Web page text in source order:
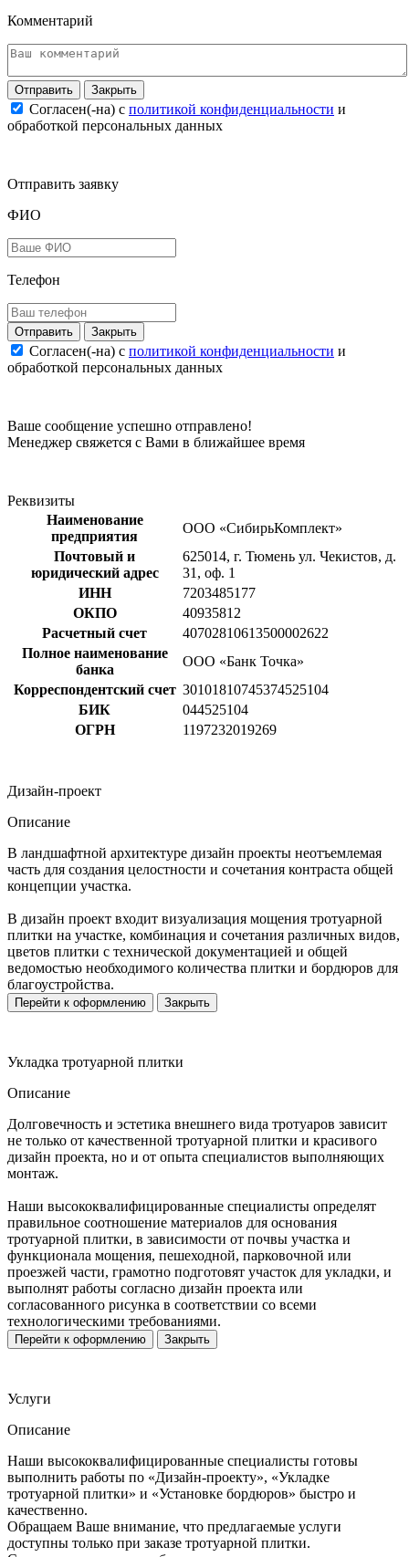
Комментарий
Закрыть
Согласен(-на) c политикой конфиденциальности и
обработкой персональных данных
Отправить заявку
ФИО
Телефон
Закрыть
Согласен(-на) c политикой конфиденциальности и
обработкой персональных данных
Ваше сообщение успешно отправлено!
Менеджер свяжется с Вами в ближайшее время
Реквизиты
Наименование
предприятия
ООО «СибирьКомплект»
Почтовый и
юридический адрес
625014, г. Тюмень ул. Чекистов, д.
31, оф. 1
ИНН
7203485177
ОКПО
40935812
Расчетный счет
40702810613500002622
Полное наименование
банка
ООО «Банк Точка»
Корреспондентский счет 30101810745374525104
БИК
044525104
ОГРН
1197232019269
Дизайн-проект
Описание
В ландшафтной архитектуре дизайн проекты неотъемлемая
часть для создания целостности и сочетания контраста общей
концепции участка.
В дизайн проект входит визуализация мощения тротуарной
плитки на участке, комбинация и сочетания различных видов,
цветов плитки с технической документацией и общей
ведомостью необходимого количества плитки и бордюров для
благоустройства.
Перейти к оформлению Закрыть
Укладка тротуарной плитки
Описание
Долговечность и эстетика внешнего вида тротуаров зависит
не только от качественной тротуарной плитки и красивого
дизайн проекта, но и от опыта специалистов выполняющих
монтаж.
Наши высококвалифицированные специалисты определят
правильное соотношение материалов для основания
тротуарной плитки, в зависимости от почвы участка и
функционала мощения, пешеходной, парковочной или
проезжей части, грамотно подготовят участок для укладки, и
выполнят работы согласно дизайн проекта или
согласованного рисунка в соответствии со всеми
технологическими требованиями.
Перейти к оформлению Закрыть
Услуги
Описание
Наши высококвалифицированные специалисты готовы
выполнить работы по «Дизайн-проекту», «Укладке
тротуарной плитки» и «Установке бордюров» быстро и
качественно.
Обращаем Ваше внимание, что предлагаемые услуги
доступны только при заказе тротуарной плитки.